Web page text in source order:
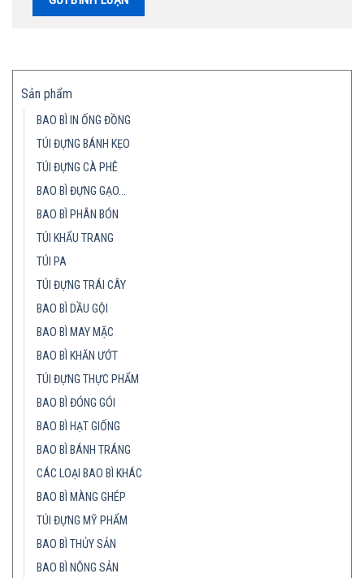
Sản phẩm
BAO BÌ IN ỐNG ĐỒNG
TÚI ĐỰNG BÁNH KẸO
TÚI ĐỰNG CÀ PHÊ
BAO BÌ ĐỰNG GẠO…
BAO BÌ PHÂN BÓN
TÚI KHẨU TRANG
TÚI PA
TÚI ĐỰNG TRÁI CÂY
BAO BÌ DẦU GỘI
BAO BÌ MAY MẶC
BAO BÌ KHĂN ƯỚT
TÚI ĐỰNG THỰC PHẨM
BAO BÌ ĐÓNG GÓI
BAO BÌ HẠT GIỐNG
BAO BÌ BÁNH TRÁNG
CÁC LOẠI BAO BÌ KHÁC
BAO BÌ MÀNG GHÉP
TÚI ĐỰNG MỸ PHẨM
BAO BÌ THỦY SẢN
BAO BÌ NÔNG SẢN